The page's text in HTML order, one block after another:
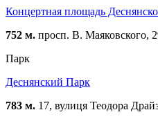
Концертная площадь
752 м. просп. В. Маяковского,
Парк
Деснянский Парк
783 м. 17, вулиця Теодора